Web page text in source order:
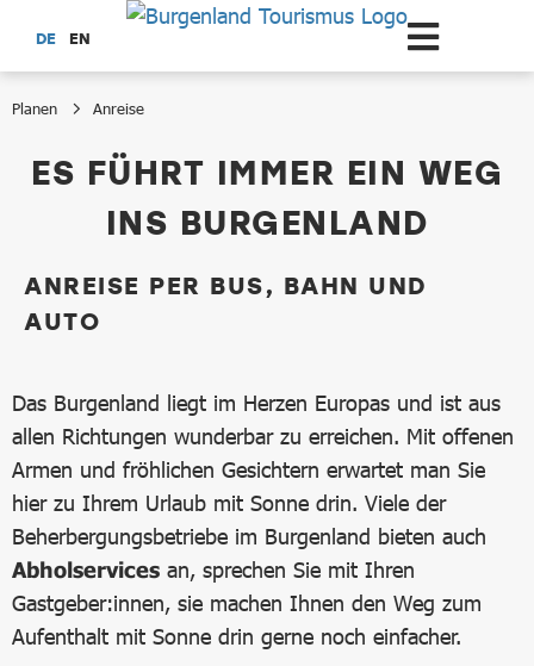
Zum Hauptinhalt springen
DE EN
Planen Anreise
AnreiseES FÜHRT IMMER EIN WEG
INS BURGENLAND
ANREISE PER BUS, BAHN UND
AUTO
Das Burgenland liegt im Herzen Europas und ist aus
allen Richtungen wunderbar zu erreichen. Mit offenen
Armen und fröhlichen Gesichtern erwartet man Sie
hier zu Ihrem Urlaub mit Sonne drin. Viele der
Beherbergungsbetriebe im Burgenland bieten auch
Abholservices an, sprechen Sie mit Ihren
Gastgeber:innen, sie machen Ihnen den Weg zum
Aufenthalt mit Sonne drin gerne noch einfacher.